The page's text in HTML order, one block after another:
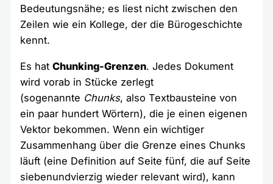
Bedeutungsnähe; es liest nicht zwischen den
Zeilen wie ein Kollege, der die Bürogeschichte
kennt.
Es hatChunking-Grenzen. Jedes Dokument
wird vorab in Stücke zerlegt
(sogenannte Chunks, also Textbausteine von
ein paar hundert Wörtern), die je einen eigenen
Vektor bekommen. Wenn ein wichtiger
Zusammenhang über die Grenze eines Chunks
läuft (eine Definition auf Seite fünf, die auf Seite
siebenundvierzig wieder relevant wird), kann